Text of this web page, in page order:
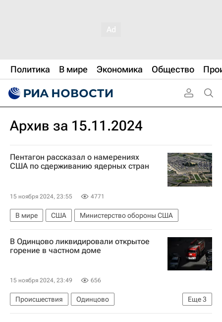
Политика В мире Экономика Общество
Архив за 15.11.2024
Пентагон рассказал о намерениях
США по сдерживанию ядерных стран
15 ноября 2024, 23:55 4771
В мире США Министерство обороны США
В Одинцово ликвидировали открытое
горение в частном доме
15 ноября 2024, 23:49 656
Еще3
Происшествия
Одинцово
МЧС России (Министерство РФ по делам гражданской обороны, чрезвычайным ситуациям и ликвидации последствий стихийных бедствий)